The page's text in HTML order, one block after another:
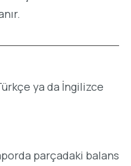
ya da İngilizce
parçadaki balans